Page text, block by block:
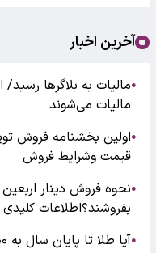
آخرین اخبار
●مالیات به بلاگرها
مالیات می‌شوند
●
قیمت وشرایط فروش
●
بفروشند؟اطلاعات
●آیا طلا تا پایان سال به ۴۵۰۰ دلار می‌رسد؟